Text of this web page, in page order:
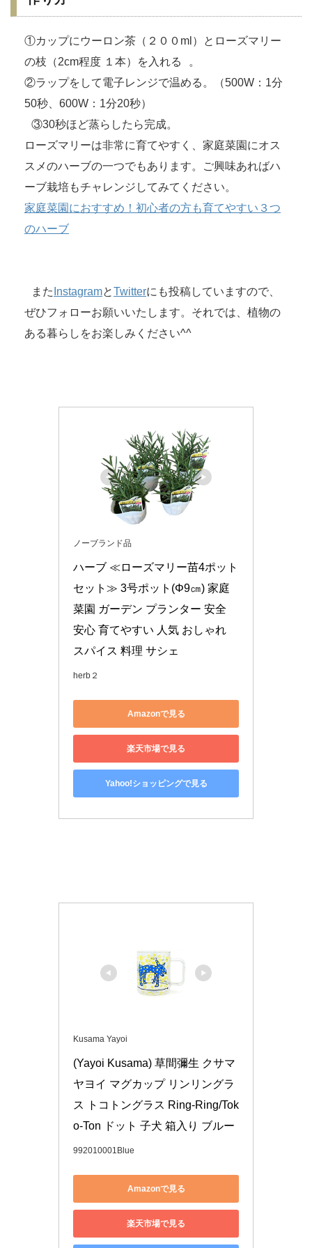
①カップにウーロン茶（２００ml）とローズマリー
の枝（2cm程度 １本）を入れる 。
②ラップをして電子レンジで温める。（500W：1分
50秒、600W：1分20秒）
③30秒ほど蒸らしたら完成。
ローズマリーは非常に育てやすく、家庭菜園にオス
スメのハーブの一つでもあります。ご興味あればハ
ーブ栽培もチャレンジしてみてください。
家庭菜園におすすめ！初心者の方も育てやすい３つ
のハーブ
また InstagramとTwitterにも投稿していますので、
ぜひフォローお願いいたします。それでは、植物の
ある暮らしをお楽しみください^^
ノーブランド品
ハーブ ≪ローズマリー苗4ポット
セット≫ 3号ポット(Φ9㎝) 家庭
菜園 ガーデン プランター 安全
安心 育てやすい 人気 おしゃれ
スパイス 料理 サシェ
herb２
Amazonで見る
楽天市場で見る
Yahoo!ショッピングで見る
Kusama Yayoi
(Yayoi Kusama) 草間彌生 クサマ
ヤヨイ マグカップ リンリングラ
ス トコトングラス Ring-Ring/Tok
o-Ton ドット 子犬 箱入り ブルー
992010001Blue
Amazonで見る
楽天市場で見る